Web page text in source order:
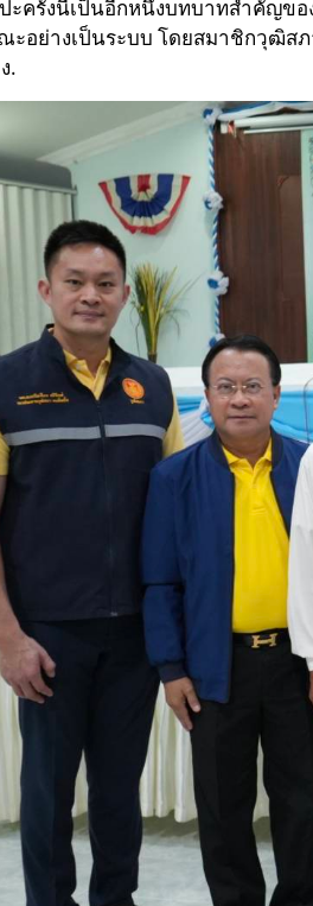
ะครั้งนี้เป็นอีกหนึ่งบทบาทสำคัญข
ะอย่างเป็นระบบ โดยสมาชิกวุฒิส
.